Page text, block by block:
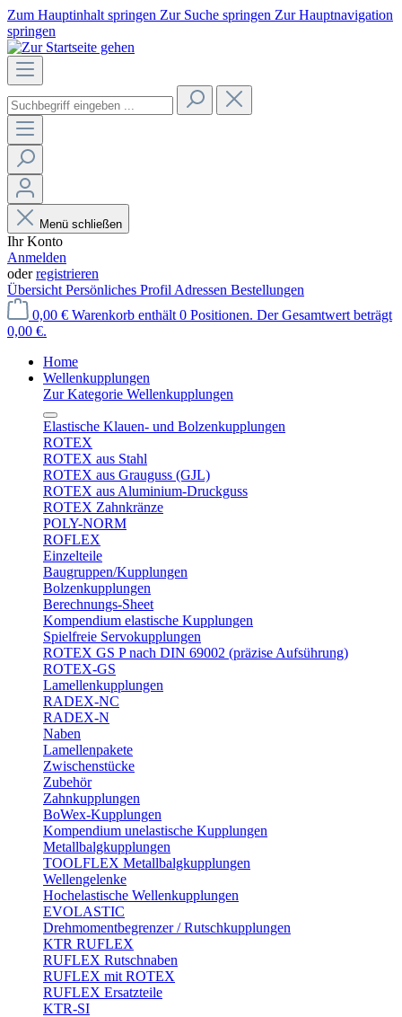
Zum Hauptinhalt springen Zur Suche springen Zur Hauptnavigation
springen
Menü schließen
Ihr Konto
Anmelden
oderregistrieren
Übersicht Persönliches Profil Adressen Bestellungen
0,00 € Warenkorb enthält 0 Positionen. Der Gesamtwert beträgt
0,00 €.
Home
Wellenkupplungen
Zur Kategorie Wellenkupplungen
Elastische Klauen- und Bolzenkupplungen
ROTEX
ROTEX aus Stahl
ROTEX aus Grauguss (GJL)
ROTEX aus Aluminium-Druckguss
ROTEX Zahnkränze
POLY-NORM
ROFLEX
Einzelteile
Baugruppen/Kupplungen
Bolzenkupplungen
Berechnungs-Sheet
Kompendium elastische Kupplungen
Spielfreie Servokupplungen
ROTEX GS P nach DIN 69002 (präzise Aufsührung)
ROTEX-GS
Lamellenkupplungen
RADEX-NC
RADEX-N
Naben
Lamellenpakete
Zwischenstücke
Zubehör
Zahnkupplungen
BoWex-Kupplungen
Kompendium unelastische Kupplungen
Metallbalgkupplungen
TOOLFLEX Metallbalgkupplungen
Wellengelenke
Hochelastische Wellenkupplungen
EVOLASTIC
Drehmomentbegrenzer / Rutschkupplungen
KTR RUFLEX
RUFLEX Rutschnaben
RUFLEX mit ROTEX
RUFLEX Ersatzteile
KTR-SI